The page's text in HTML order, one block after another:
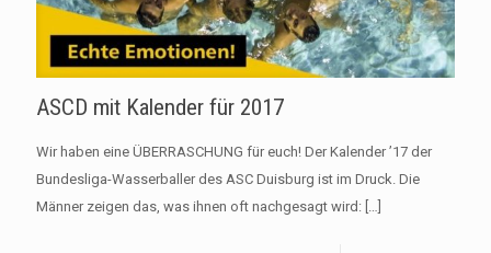
ASCD mit Kalender für 2017
Wir haben eine ÜBERRASCHUNG für euch! Der Kalender ’17 der
Bundesliga-Wasserballer des ASC Duisburg ist im Druck. Die
Männer zeigen das, was ihnen oft nachgesagt wird: […]